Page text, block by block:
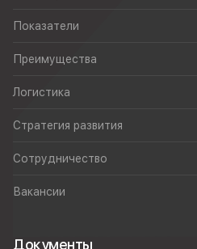
Показатели
Преимущества
Логистика
Стратегия развития
Сотрудничество
Вакансии
Документы